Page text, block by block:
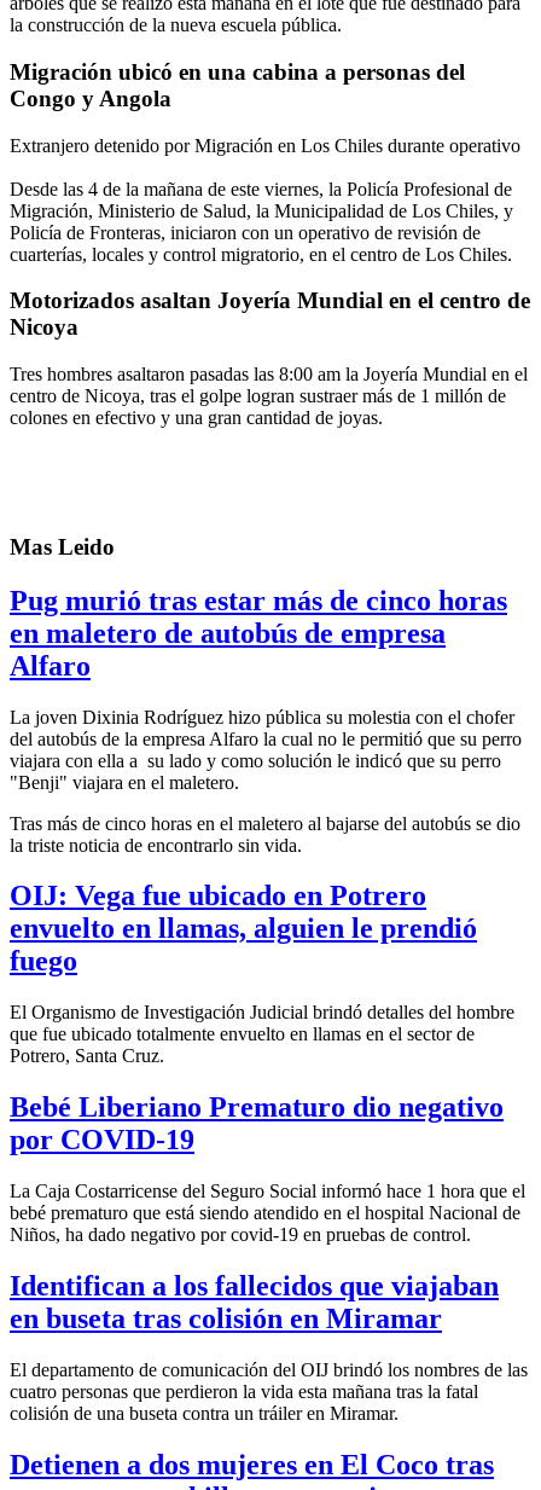
la construcción de la nueva escuela pública.
Migración ubicó en una cabina a personas del
Congo y Angola
Extranjero detenido por Migración en Los Chiles durante operativo
Desde las 4 de la mañana de este viernes, la Policía Profesional de
Migración, Ministerio de Salud, la Municipalidad de Los Chiles, y
Policía de Fronteras, iniciaron con un operativo de revisión de
cuarterías, locales y control migratorio, en el centro de Los Chiles.
Motorizados asaltan Joyería Mundial en el centro de
Nicoya
Tres hombres asaltaron pasadas las 8:00 am la Joyería Mundial en el
centro de Nicoya, tras el golpe logran sustraer más de 1 millón de
colones en efectivo y una gran cantidad de joyas.
Mas Leido
Pug murió tras estar más de cinco horas
en maletero de autobús de empresa
Alfaro
La joven Dixinia Rodríguez hizo pública su molestia con el chofer
del autobús de la empresa Alfaro la cual no le permitió que su perro
viajara con ella a su lado y como solución le indicó que su perro
"Benji" viajara en el maletero.
Tras más de cinco horas en el maletero al bajarse del autobús se dio
la triste noticia de encontrarlo sin vida.
OIJ: Vega fue ubicado en Potrero
envuelto en llamas, alguien le prendió
fuego
El Organismo de Investigación Judicial brindó detalles del hombre
que fue ubicado totalmente envuelto en llamas en el sector de
Potrero, Santa Cruz.
Bebé Liberiano Prematuro dio negativo
por COVID-19
La Caja Costarricense del Seguro Social informó hace 1 hora que el
bebé prematuro que está siendo atendido en el hospital Nacional de
Niños, ha dado negativo por covid-19 en pruebas de control.
Identifican a los fallecidos que viajaban
en buseta tras colisión en Miramar
El departamento de comunicación del OIJ brindó los nombres de las
cuatro personas que perdieron la vida esta mañana tras la fatal
colisión de una buseta contra un tráiler en Miramar.
Detienen a dos mujeres en El Coco tras